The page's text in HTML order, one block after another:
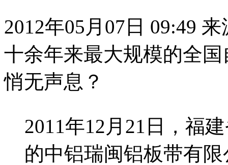
2012年05月07日 09:49
十余年来最大规模的全
悄无声息？
2011年12月21日，福
的中铝瑞闽铝板带有